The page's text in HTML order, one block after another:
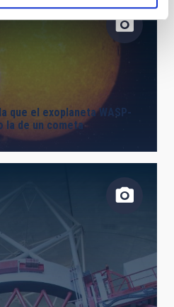
que el exoplaneta WASP-
la de un cometa